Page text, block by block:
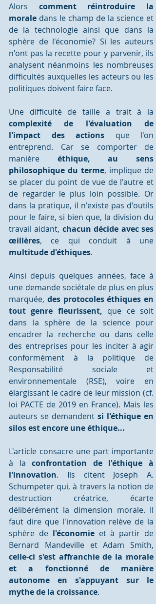
Alors comment réintroduire la
morale dans le champ de la science et
de la technologie ainsi que dans la
sphère de l'économie? Si les auteurs
n'ont pas la recette pour y parvenir, ils
analysent néanmoins les nombreuses
difficultés auxquelles les acteurs ou les
politiques doivent faire face.
complexité de l'évaluation de
l'impact des actions que l'on
entreprend. Car se comporter de
manière éthique, au sens
philosophique du terme, implique de
se placer du point de vue de l'autre et
de regarder le plus loin possible. Or
dans la pratique, il n'existe pas d'outils
pour le faire, si bien que, la division du
travail aidant, chacun décide avec ses
œillères
multitude d'éthiques.
Ainsi depuis quelques années, face à
une demande sociétale de plus en plus
marquée, des protocoles éthiques en
tout genre fleurissent, que ce soit
dans la sphère de la science pour
encadrer la recherche ou dans celle
des entreprises pour les inciter à agir
conformément à la politique de
Responsabilité sociale et
environnementale (RSE), voire en
élargissant le cadre de leur mission (cf.
loi PACTE de 2019 en France). Mais les
auteurs se demandent si l'éthique en
silos est encore une éthique...
L'article consacre une part importante
à la confrontation de l'éthique à
l'innovation. Ils citent Joseph A.
Schumpeter qui, à travers la notion de
destruction créatrice, écarte
délibérément la dimension morale. Il
faut dire que l'innovation relève de la
sphère de l'économie et à partir de
celle-ci s'est affranchie de la morale
et a fonctionné de manière
autonome en s'appuyant sur le
mythe de la croissance.